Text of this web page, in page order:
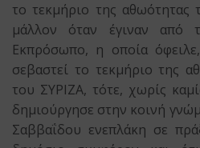
το τεκμήριο της αθωότητας
μάλλον όταν έγιναν από
Εκπρόσωπο, η οποία
σεβαστεί το τεκμήριο της
του ΣΥΡΙΖΑ, τότε, χωρίς
δημιούργησε στην κοινή
Σαββαΐδου ενεπλάκη σε